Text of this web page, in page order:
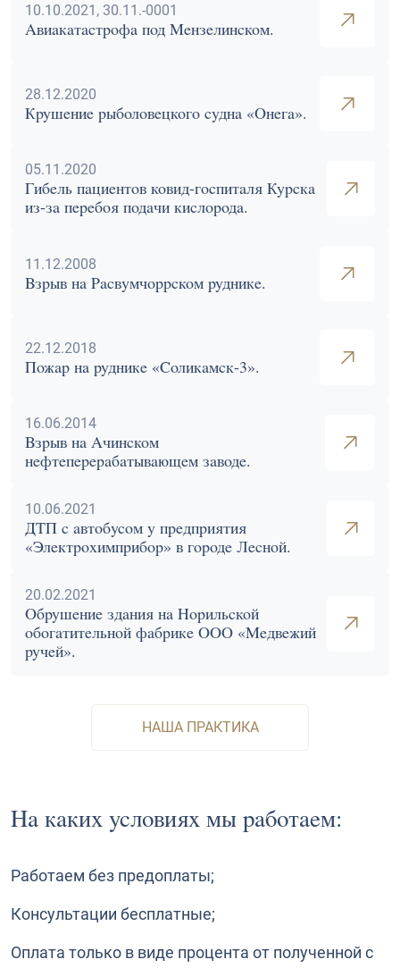
10.10.2021, 30.11.-0001
Авиакатастрофа под Мензелинском.
28.12.2020
Крушение рыболовецкого судна «Онега».
05.11.2020
Гибель пациентов ковид-госпиталя Курска
из-за перебоя подачи кислорода.
11.12.2008
Взрыв на Расвумчоррском руднике.
22.12.2018
Пожар на руднике «Соликамск-3».
16.06.2014
Взрыв на Ачинском
нефтеперерабатывающем заводе.
10.06.2021
ДТП с автобусом у предприятия
«Электрохимприбор» в городе Лесной.
20.02.2021
Обрушение здания на Норильской
обогатительной фабрике ООО «Медвежий
ручей».
НАША ПРАКТИКА
На каких условиях мы работаем:
Работаем без предоплаты;
Консультации бесплатные;
Оплата только в виде процента от полученной с